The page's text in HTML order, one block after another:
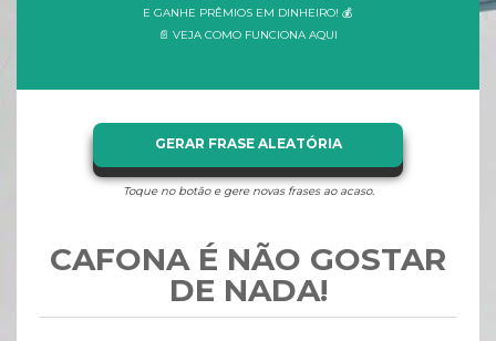
E GANHE PRÊMIOS EM DINHEIRO! 💰
📄 VEJA COMO FUNCIONA AQUI
GERAR FRASE ALEATÓRIA
Toque no botão e gere novas frases ao acaso.
CAFONA É NÃO GOSTAR
DE NADA!